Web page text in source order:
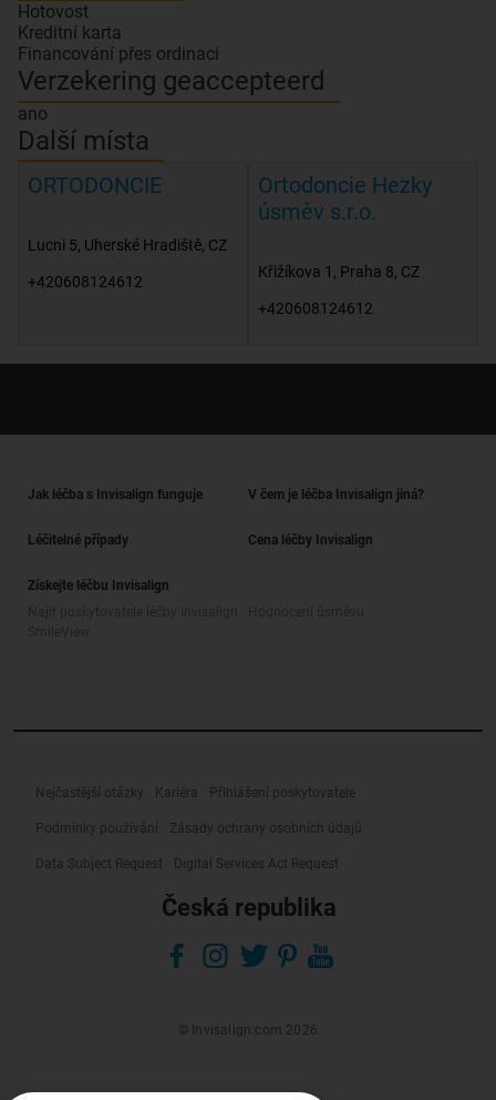
Hotovost
Kreditní karta
Financování přes ordinaci
Verzekering geaccepteerd
ano
Další místa
ORTODONCIE
Lucni 5, Uherské Hradiště, CZ
+420608124612
Ortodoncie Hezky
úsměv s.r.o.
Křižíkova 1 , Praha 8, CZ
+420608124612
Jak léčba s Invisalign funguje V čem je léčba Invisalign jiná?
Léčitelné případy Cena léčby Invisalign
Získejte léčbu Invisalign
Nejčastější otázky Kariéra Přihlášení poskytovatele
Podmínky používání Zásady ochrany osobních údajů
Data Subject Request Digital Services Act Request
Česká republika
© Invisalign.com 2026